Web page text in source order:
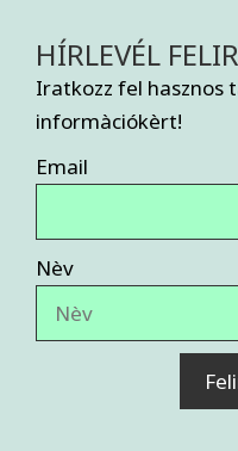
HÍRLEVÉL
Iratkozz fel hasznos
informàciókèrt!
Email
Nèv